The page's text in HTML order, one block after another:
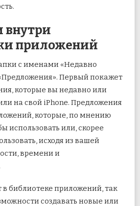
внутри
приложений
с именами «Недавно
Первый покажет
которые вы недавно или
на свой iPhone. Предложения
которые, по мнению
использовать или, скорее
исходя из вашей
времени и
в библиотеке приложений, так
создавать новые или